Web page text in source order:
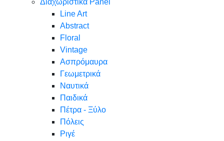
Διαχωριστικά Panel
Line Art
Abstract
Floral
Vintage
Ασπρόμαυρα
Γεωμετρικά
Ναυτικά
Παιδικά
Πέτρα - Ξύλο
Πόλεις
Ριγέ